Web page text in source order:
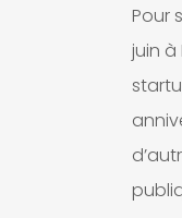
Pour
juin à